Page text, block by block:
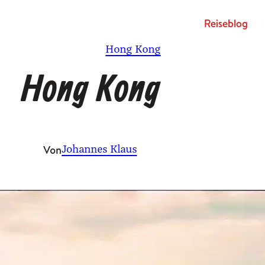
Rei­se­blog
Hong Kong
Hong Kong
VonJohannes Klaus